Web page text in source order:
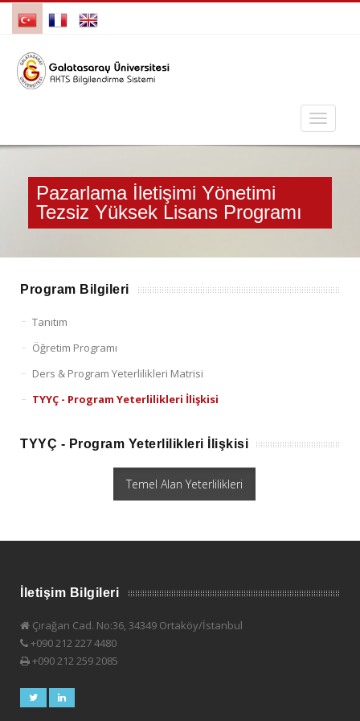
Pazarlama İletişimi Yönetimi
Tezsiz Yüksek Lisans Programı
Program Bilgileri
Tanıtım
Öğretim Programı
Ders & Program Yeterlilikleri Matrisi
TYYÇ - Program Yeterlilikleri İlişkisi
TYYÇ - Program Yeterlilikleri İlişkisi
Temel Alan Yeterlilikleri
İletişim Bilgileri
Çırağan Cad. No:36, 34349 Ortaköy/İstanbul
+090 212 227 4480
+090 212 259 2085